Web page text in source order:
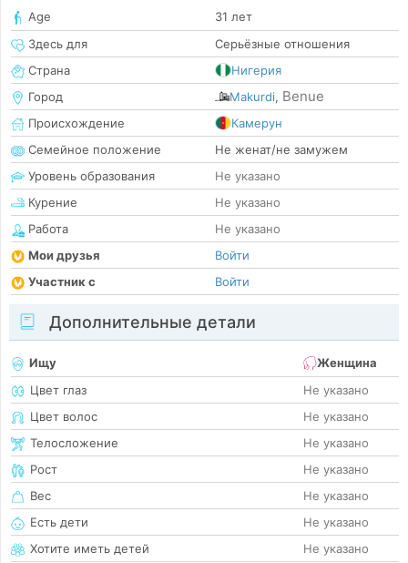
Age
31 лет
Здесь для
Серьёзные отношения
Страна
Нигерия
Город
Makurdi, Benue
Происхождение
Камерун
Семейное положение
Не женат/не замужем
Уровень образования
Не указано
Курение
Не указано
Работа
Не указано
Мои друзья
Войти
Участник с
Войти
Дополнительные детали
Ищу
Женщина
Цвет глаз
Не указано
Цвет волос
Не указано
Телосложение
Не указано
Рост
Не указано
Вес
Не указано
Есть дети
Не указано
Хотите иметь детей
Не указано